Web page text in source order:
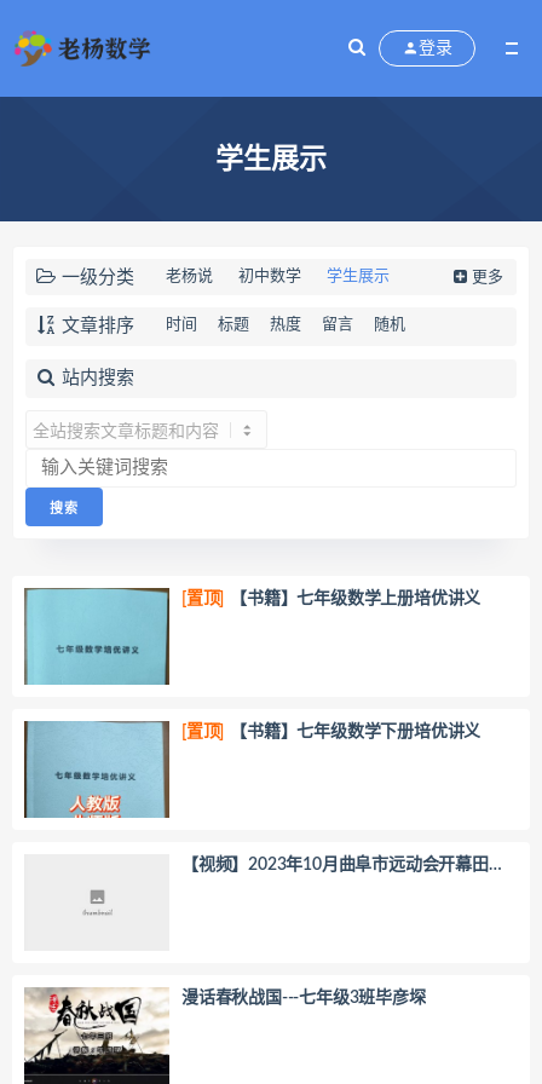
登录
学生展示
一级分类 老杨说 初中数学 学生展示 更多
文章排序 时间 标题 热度 留言 随机
站内搜索
[置顶] 【书籍】七年级数学上册培优讲义
[置顶] 【书籍】七年级数学下册培优讲义
【视频】2023年10月曲阜市远动会开幕田家
漫话春秋战国---七年级3班毕彦堔